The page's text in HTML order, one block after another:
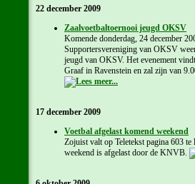
22 december 2009
Zaalvoetbaltoernooi jeugd OKSV
Komende donderdag, 24 december
Supportersvereniging van OKSV
jeugd van OKSV. Het evenement
Graaf in Ravenstein en zal zijn van
17 december 2009
Voetbal afgelast komend weekend
Zojuist valt op Teletekst pagina 603
weekend is afgelast door de KNVB.